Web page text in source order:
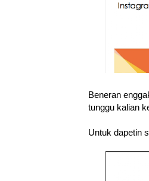
Beneran
tunggu kalian
Untuk dapetin